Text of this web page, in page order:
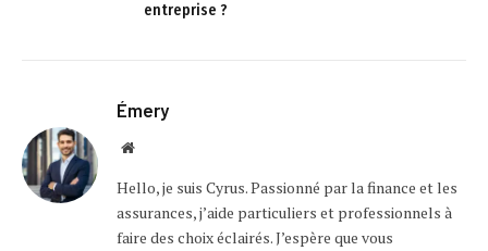
entreprise ?
Émery
Website
Hello, je suis Cyrus. Passionné par la finance et les
assurances, j’aide particuliers et professionnels à
faire des choix éclairés. J’espère que vous